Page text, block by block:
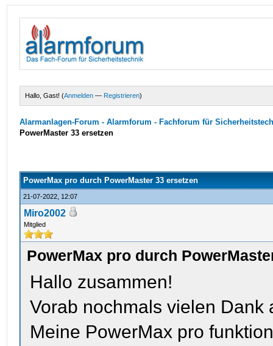
Hallo, Gast! (Anmelden — Registrieren)
Alarmanlagen-Forum - Alarmforum - Fachforum für
PowerMaster 33 ersetzen
PowerMax pro durch PowerMaster 33 ersetzen
21-07-2022, 12:07
Miro2002
Mitglied
PowerMax pro durch
Hallo zusammen!
Vorab nochmals vielen
Meine PowerMax pro